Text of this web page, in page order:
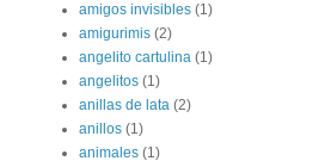
amigos invisibles (1)
amigurimis (2)
angelito cartulina (1)
angelitos (1)
anillas de lata (2)
anillos (1)
animales (1)